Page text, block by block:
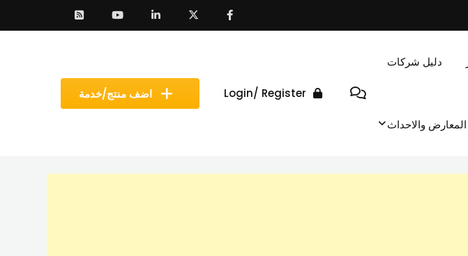
اضف منتج/خدمة Login/ Register
دليل شركات
المعارض والاحداث